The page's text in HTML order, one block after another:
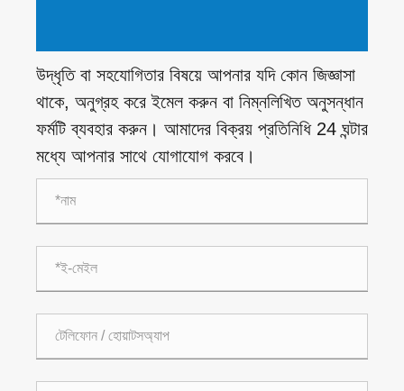
উদ্ধৃতি বা সহযোগিতার বিষয়ে আপনার যদি কোন জিজ্ঞাসা
থাকে, অনুগ্রহ করে ইমেল করুন বা নিম্নলিখিত অনুসন্ধান
ফর্মটি ব্যবহার করুন। আমাদের বিক্রয় প্রতিনিধি 24 ঘন্টার
মধ্যে আপনার সাথে যোগাযোগ করবে।